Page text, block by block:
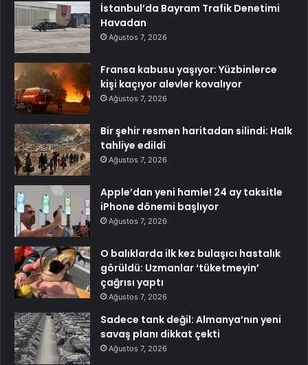
İstanbul’da Bayram Trafik Denetimi
Havadan
Ağustos 7, 2026
Fransa kabusu yaşıyor: Yüzbinlerce
kişi kaçıyor alevler kovalıyor
Ağustos 7, 2026
Bir şehir resmen haritadan silindi: Halk
tahliye edildi
Ağustos 7, 2026
Apple’dan yeni hamle! 24 ay taksitle
iPhone dönemi başlıyor
Ağustos 7, 2026
O balıklarda ilk kez bulaşıcı hastalık
görüldü: Uzmanlar ‘tüketmeyin’
çağrısı yaptı
Ağustos 7, 2026
Sadece tank değil: Almanya’nın yeni
savaş planı dikkat çekti
Ağustos 7, 2026